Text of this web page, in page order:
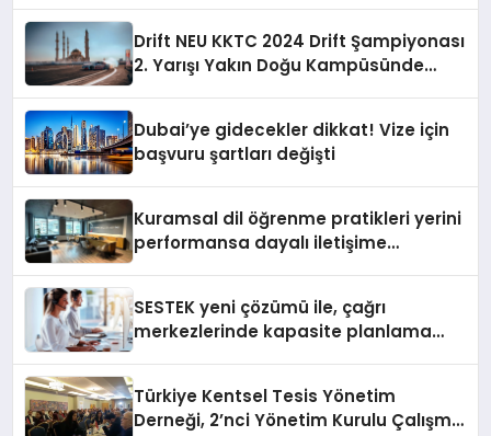
Drift NEU KKTC 2024 Drift Şampiyonası
2. Yarışı Yakın Doğu Kampüsünde
Dubai’ye gidecekler dikkat! Vize için
başvuru şartları değişti
Kuramsal dil öğrenme pratikleri yerini
performansa dayalı iletişime
SESTEK yeni çözümü ile, çağrı
merkezlerinde kapasite planlama
Türkiye Kentsel Tesis Yönetim
Derneği, 2’nci Yönetim Kurulu Çalışma